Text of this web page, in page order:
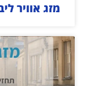
מזג אוויר